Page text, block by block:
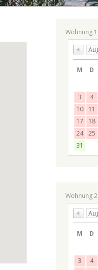
Wohnung
M D
3
4
10
11
17
18
24
25
31
Wohnung
M D
3
4